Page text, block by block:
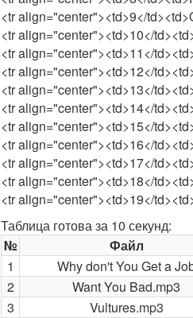
<tr align="center"><td>9</
<tr align="center"><td>10</
<tr align="center"><td>11</
<tr align="center"><td>12</
<tr align="center"><td>13</
<tr align="center"><td>14</
<tr align="center"><td>15</
<tr align="center"><td>16</
<tr align="center"><td>17</
<tr align="center"><td>18</
<tr align="center"><td>19</
Таблица готова за 10 секунд:
№
Файл
1
Why don't You Get a
2
Want You Bad.mp3
3
Vultures.mp3